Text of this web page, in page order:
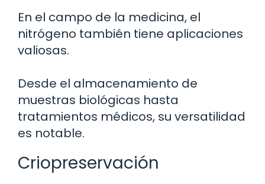
En el campo de la medicina, el
nitrógeno también tiene aplicaciones
valiosas.
Desde el almacenamiento de
muestras biológicas hasta
tratamientos médicos, su versatilidad
es notable.
Criopreservación